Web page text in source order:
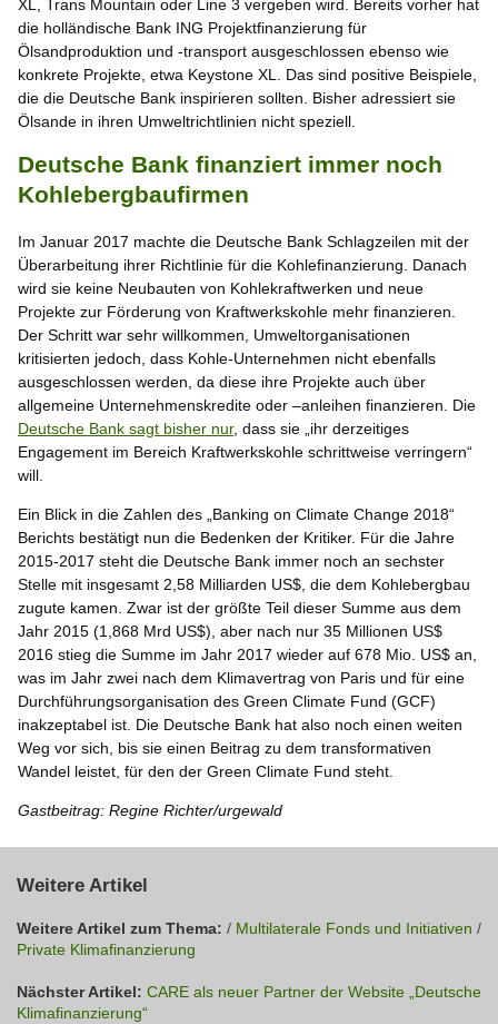
XL, Trans Mountain oder Line 3 vergeben wird. Bereits vorher hat
die holländische Bank ING Projektfinanzierung für
Ölsandproduktion und -transport ausgeschlossen ebenso wie
konkrete Projekte, etwa Keystone XL. Das sind positive Beispiele,
die die Deutsche Bank inspirieren sollten. Bisher adressiert sie
Ölsande in ihren Umweltrichtlinien nicht speziell.
Deutsche Bank finanziert immer noch
Kohlebergbaufirmen
Im Januar 2017 machte die Deutsche Bank Schlagzeilen mit der
Überarbeitung ihrer Richtlinie für die Kohlefinanzierung. Danach
wird sie keine Neubauten von Kohlekraftwerken und neue
Projekte zur Förderung von Kraftwerkskohle mehr finanzieren.
Der Schritt war sehr willkommen, Umweltorganisationen
kritisierten jedoch, dass Kohle-Unternehmen nicht ebenfalls
ausgeschlossen werden, da diese ihre Projekte auch über
allgemeine Unternehmenskredite oder –anleihen finanzieren. Die
Deutsche Bank sagt bisher nur, dass sie „ihr derzeitiges
Engagement im Bereich Kraftwerkskohle schrittweise verringern“
will.
Ein Blick in die Zahlen des „Banking on Climate Change 2018“
Berichts bestätigt nun die Bedenken der Kritiker. Für die Jahre
2015-2017 steht die Deutsche Bank immer noch an sechster
Stelle mit insgesamt 2,58 Milliarden US$, die dem Kohlebergbau
zugute kamen. Zwar ist der größte Teil dieser Summe aus dem
Jahr 2015 (1,868 Mrd US$), aber nach nur 35 Millionen US$
2016 stieg die Summe im Jahr 2017 wieder auf 678 Mio. US$ an,
was im Jahr zwei nach dem Klimavertrag von Paris und für eine
Durchführungsorganisation des Green Climate Fund (GCF)
inakzeptabel ist. Die Deutsche Bank hat also noch einen weiten
Weg vor sich, bis sie einen Beitrag zu dem transformativen
Wandel leistet, für den der Green Climate Fund steht.
Gastbeitrag: Regine Richter/urgewald
Weitere Artikel
Weitere Artikel zum Thema: / Multilaterale Fonds und Initiativen /
Private Klimafinanzierung
Nächster Artikel: CARE als neuer Partner der Website „Deutsche
Klimafinanzierung“